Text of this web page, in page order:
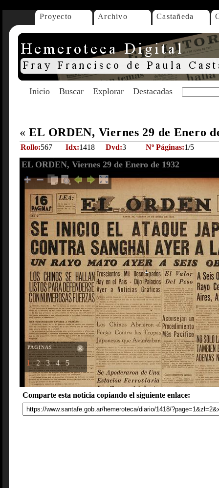
Proyecto Archivo Castañeda
Inicio Buscar Explorar Destacadas
« EL ORDEN, Viernes 29 de Enero
Rollo:567 Idx:1418 Dvd:3 Nº Páginas:1/5
EL ORDEN, Viernes 29 de Enero de 1932
PAGINAS
1 2 3 4 5
Comparte esta noticia copiando el siguiente enlace: